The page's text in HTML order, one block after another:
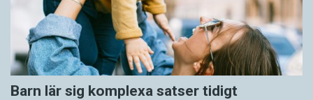
Barn lär sig komplexa satser tidigt